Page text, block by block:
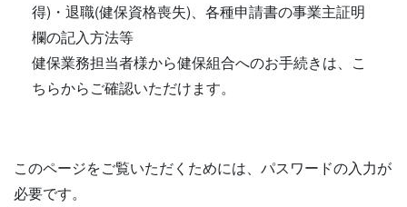
得)・退職(健保資格喪失)、各種申請書の事業主証明
欄の記入方法等
健保業務担当者様から健保組合へのお手続きは、こ
ちらからご確認いただけます。
このページをご覧いただくためには、パスワードの入力が
必要です。